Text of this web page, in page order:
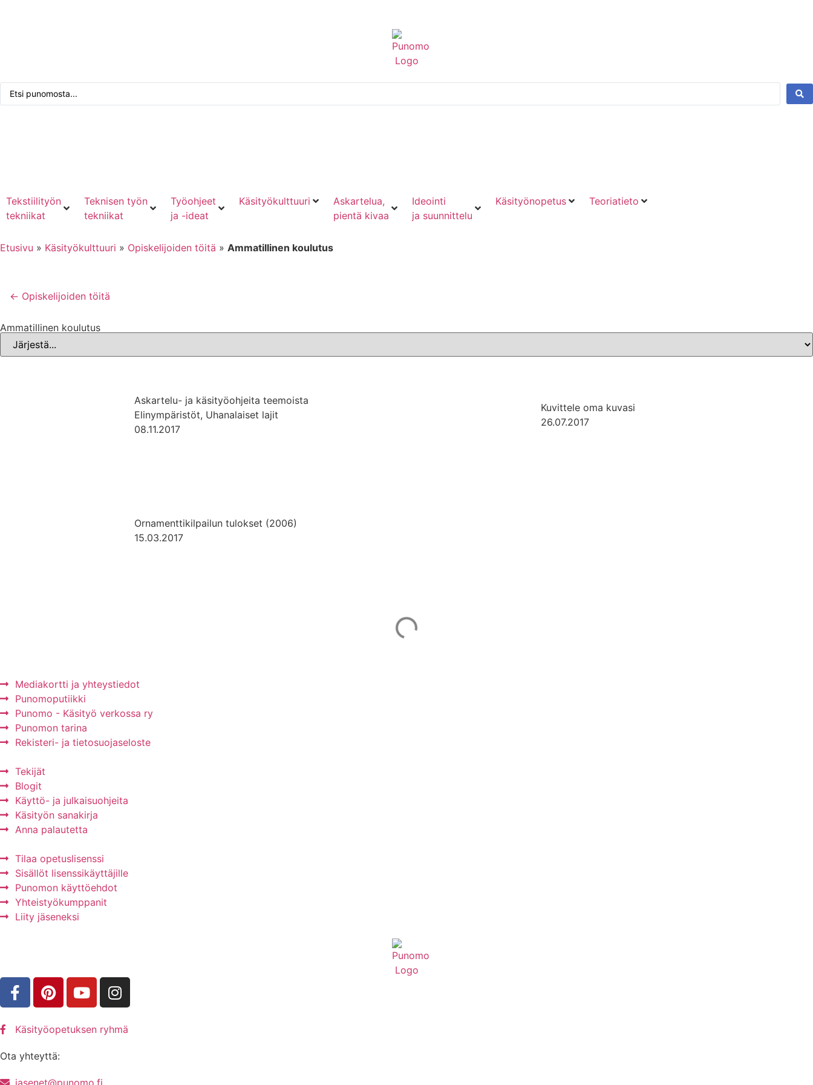
Tekstiilityön
tekniikat
Teknisen työn
tekniikat
Työohjeet
ja -ideat
Käsityökulttuuri
Askartelua,
pientä kivaa
Ideointi
ja suunnittelu
Käsityönopetus Teoriatieto
Etusivu » Käsityökulttuuri » Opiskelijoiden töitä » Ammatillinen koulutus
← Opiskelijoiden töitä
Ammatillinen koulutus
Askartelu- ja käsityöohjeita teemoista
Elinympäristöt, Uhanalaiset lajit
08.11.2017
Kuvittele oma kuvasi
26.07.2017
Ornamenttikilpailun tulokset (2006)
15.03.2017
Mediakortti ja yhteystiedot
Punomoputiikki
Punomo - Käsityö verkossa ry
Punomon tarina
Rekisteri- ja tietosuojaseloste
Tekijät
Blogit
Käyttö- ja julkaisuohjeita
Käsityön sanakirja
Anna palautetta
Tilaa opetuslisenssi
Sisällöt lisenssikäyttäjille
Punomon käyttöehdot
Yhteistyökumppanit
Liity jäseneksi
Käsityöopetuksen ryhmä
Ota yhteyttä:
jasenet@punomo.fi